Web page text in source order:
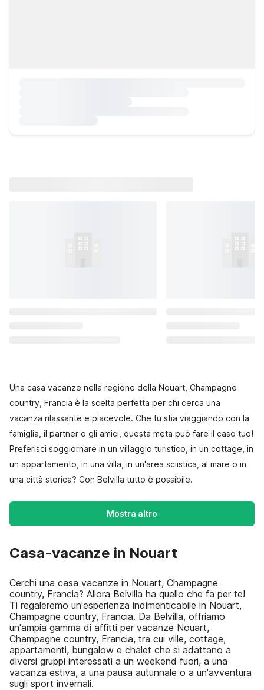
Una casa vacanze nella regione della Nouart, Champagne
country, Francia è la scelta perfetta per chi cerca una
vacanza rilassante e piacevole. Che tu stia viaggiando con la
famiglia, il partner o gli amici, questa meta può fare il caso tuo!
Preferisci soggiornare in un villaggio turistico, in un cottage, in
un appartamento, in una villa, in un'area sciistica, al mare o in
una città storica? Con Belvilla tutto è possibile.
Mostra altro
Casa-vacanze in Nouart
Cerchi una casa vacanze in Nouart, Champagne
country, Francia? Allora Belvilla ha quello che fa per te!
Ti regaleremo un'esperienza indimenticabile in Nouart,
Champagne country, Francia. Da Belvilla, offriamo
un'ampia gamma di affitti per vacanze Nouart,
Champagne country, Francia, tra cui ville, cottage,
appartamenti, bungalow e chalet che si adattano a
diversi gruppi interessati a un weekend fuori, a una
vacanza estiva, a una pausa autunnale o a un'avventura
sugli sport invernali.